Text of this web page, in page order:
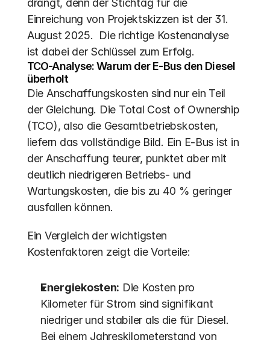
drängt, denn der Stichtag für die
Einreichung von Projektskizzen ist der 31.
August 2025.  Die richtige Kostenanalyse
ist dabei der Schlüssel zum Erfolg.
TCO-Analyse: Warum der E-Bus den Diesel
überholt
Die Anschaffungskosten sind nur ein Teil
der Gleichung. Die Total Cost of Ownership
(TCO), also die Gesamtbetriebskosten,
liefern das vollständige Bild. Ein E-Bus ist in
der Anschaffung teurer, punktet aber mit
deutlich niedrigeren Betriebs- und
Wartungskosten, die bis zu 40 % geringer
ausfallen können.
Ein Vergleich der wichtigsten
Kostenfaktoren zeigt die Vorteile:
Energiekosten: Die Kosten pro
Kilometer für Strom sind signifikant
niedriger und stabiler als die für Diesel.
Bei einem Jahreskilometerstand von